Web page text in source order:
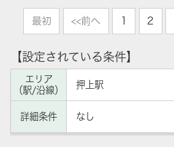
最初 <<前へ 1 2
【設定されている条件】
エリア
（駅/沿線）
押上駅
詳細条件 なし